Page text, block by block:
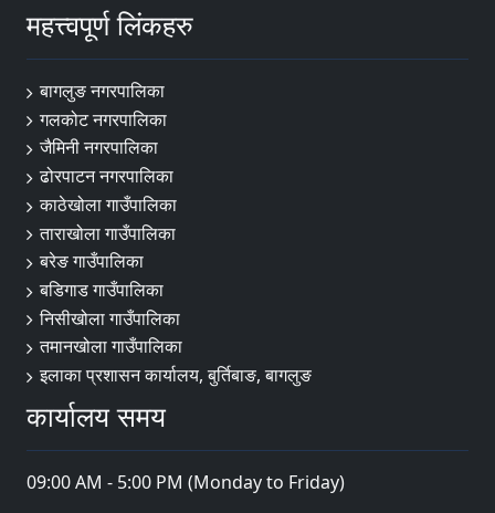
महत्त्वपूर्ण लिंकहरु
बागलुङ नगरपालिका
गलकोट नगरपालिका
जैमिनी नगरपालिका
ढोरपाटन नगरपालिका
काठेखोला गाउँपालिका
ताराखोला गाउँपालिका
बरेङ गाउँपालिका
बडिगाड गाउँपालिका
निसीखोला गाउँपालिका
तमानखोला गाउँपालिका
इलाका प्रशासन कार्यालय, बुर्तिबाङ, बागलुङ
कार्यालय समय
09:00 AM - 5:00 PM (Monday to Friday)